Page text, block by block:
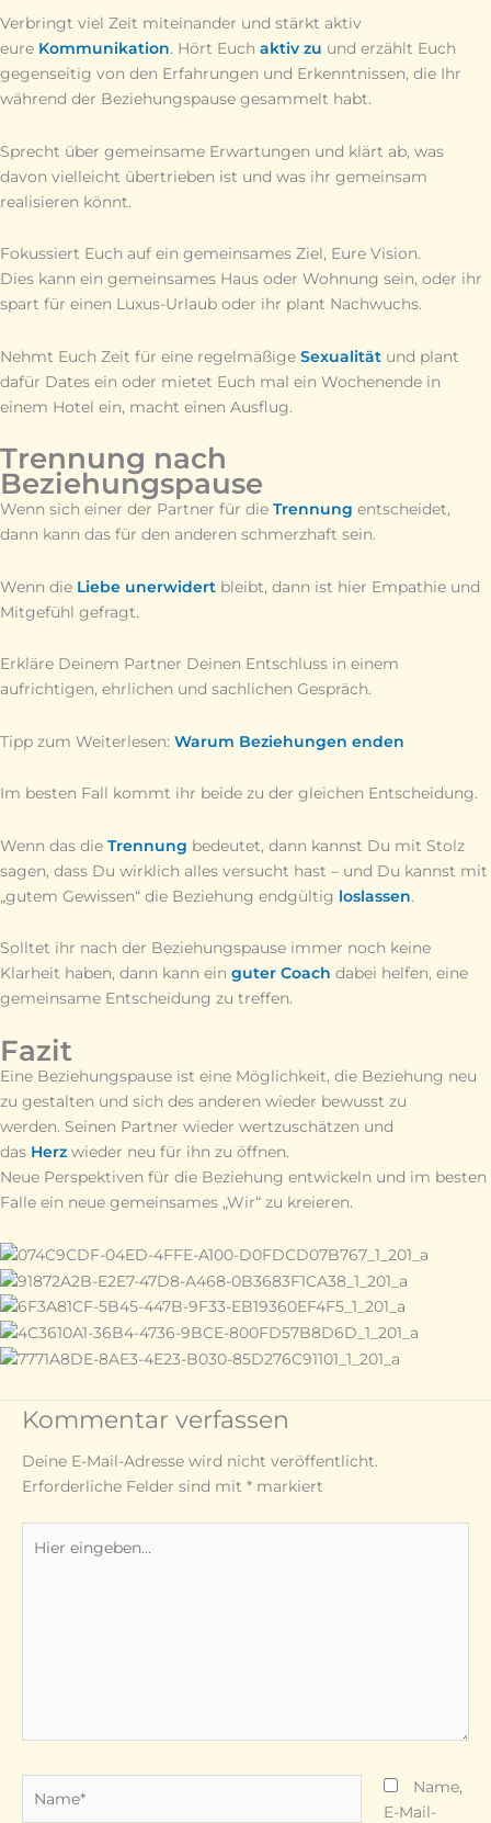
Verbringt viel Zeit miteinander und stärkt aktiv
eure Kommunikation. Hört Euch aktiv zu und erzählt Euch
gegenseitig von den Erfahrungen und Erkenntnissen, die Ihr
während der Beziehungspause gesammelt habt.
Sprecht über gemeinsame Erwartungen und klärt ab, was
davon vielleicht übertrieben ist und was ihr gemeinsam
realisieren könnt.
Fokussiert Euch auf ein gemeinsames Ziel, Eure Vision.
Dies kann ein gemeinsames Haus oder Wohnung sein, oder ihr
spart für einen Luxus-Urlaub oder ihr plant Nachwuchs.
Nehmt Euch Zeit für eine regelmäßige Sexualität und plant
dafür Dates ein oder mietet Euch mal ein Wochenende in
einem Hotel ein, macht einen Ausflug.
Trennung nach
Beziehungspause
Wenn sich einer der Partner für die Trennung entscheidet,
dann kann das für den anderen schmerzhaft sein.
Wenn die Liebe unerwidert bleibt, dann ist hier Empathie und
Mitgefühl gefragt.
Erkläre Deinem Partner Deinen Entschluss in einem
aufrichtigen, ehrlichen und sachlichen Gespräch.
Tipp zum Weiterlesen: Warum Beziehungen enden
Im besten Fall kommt ihr beide zu der gleichen Entscheidung.
Wenn das die Trennung bedeutet, dann kannst Du mit Stolz
sagen, dass Du wirklich alles versucht hast – und Du kannst mit
„gutem Gewissen“ die Beziehung endgültig loslassen.
Solltet ihr nach der Beziehungspause immer noch keine
Klarheit haben, dann kann ein guter Coach dabei helfen, eine
gemeinsame Entscheidung zu treffen.
Fazit
Eine Beziehungspause ist eine Möglichkeit, die Beziehung neu
zu gestalten und sich des anderen wieder bewusst zu
werden. Seinen Partner wieder wertzuschätzen und
das Herz wieder neu für ihn zu öffnen.
Neue Perspektiven für die Beziehung entwickeln und im besten
Falle ein neue gemeinsames „Wir“ zu kreieren.
Kommentar verfassen
Deine E-Mail-Adresse wird nicht veröffentlicht.
Erforderliche Felder sind mit * markiert
eingeben…
Name,
E-Mail-